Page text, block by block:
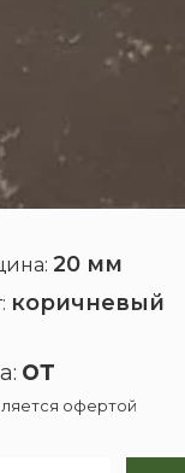
20 мм
коричневый
от
офертой